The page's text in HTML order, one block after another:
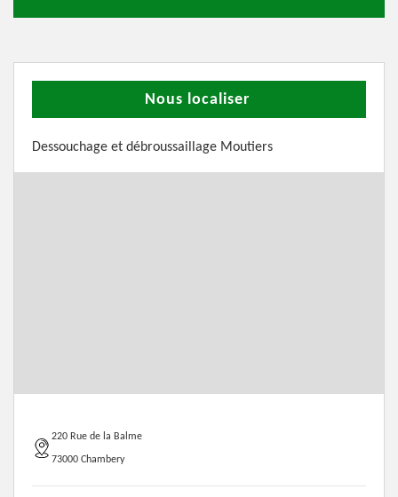
Nous localiser
Dessouchage et débroussaillage Moutiers
220 Rue de la Balme
73000 Chambery